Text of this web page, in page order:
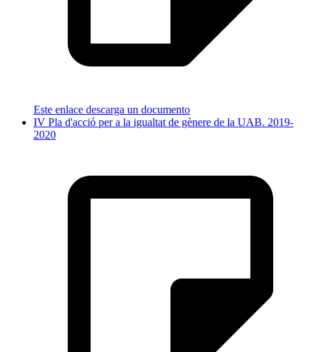
Este enlace descarga un documento
IV Pla d'acció per a la igualtat de gènere de la UAB. 2019-
2020